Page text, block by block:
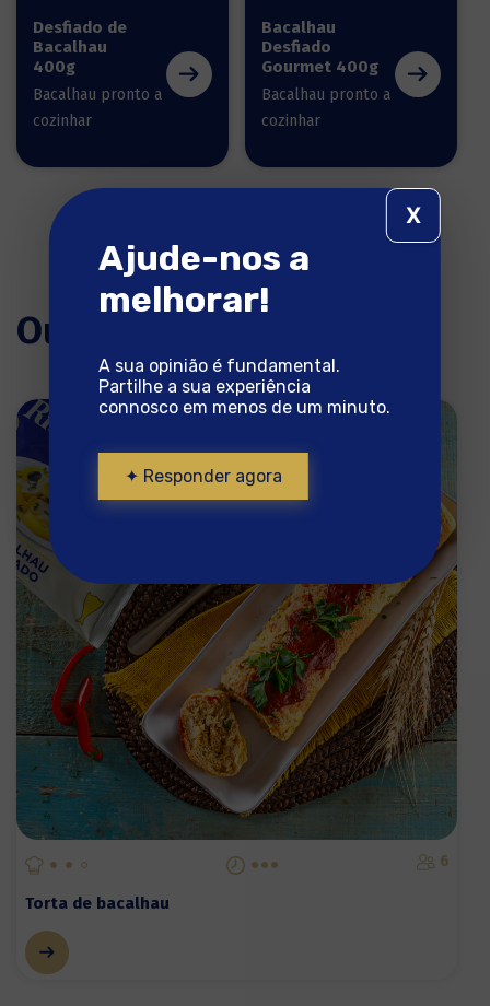
Desfiado de
Bacalhau
400g
Bacalhau pronto a
cozinhar
Bacalhau
Desfiado
Gourmet 400g
Bacalhau pronto a
cozinhar
Outras receitas
6
Torta de bacalhau
Ajude-nos a
melhorar!
A sua opinião é fundamental.
Partilhe a sua experiência
connosco em menos de um minuto.
✦ Responder agora
X